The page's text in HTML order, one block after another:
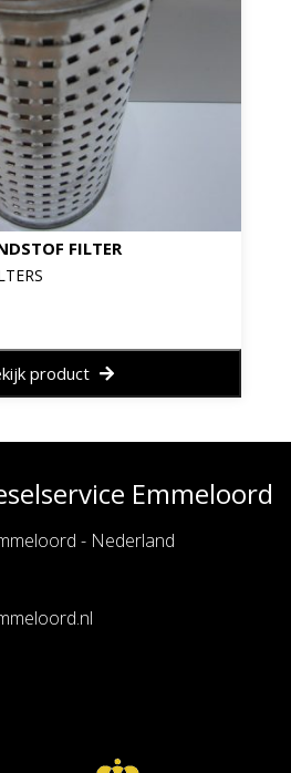
FILTER
product
Emmeloord
- Nederland